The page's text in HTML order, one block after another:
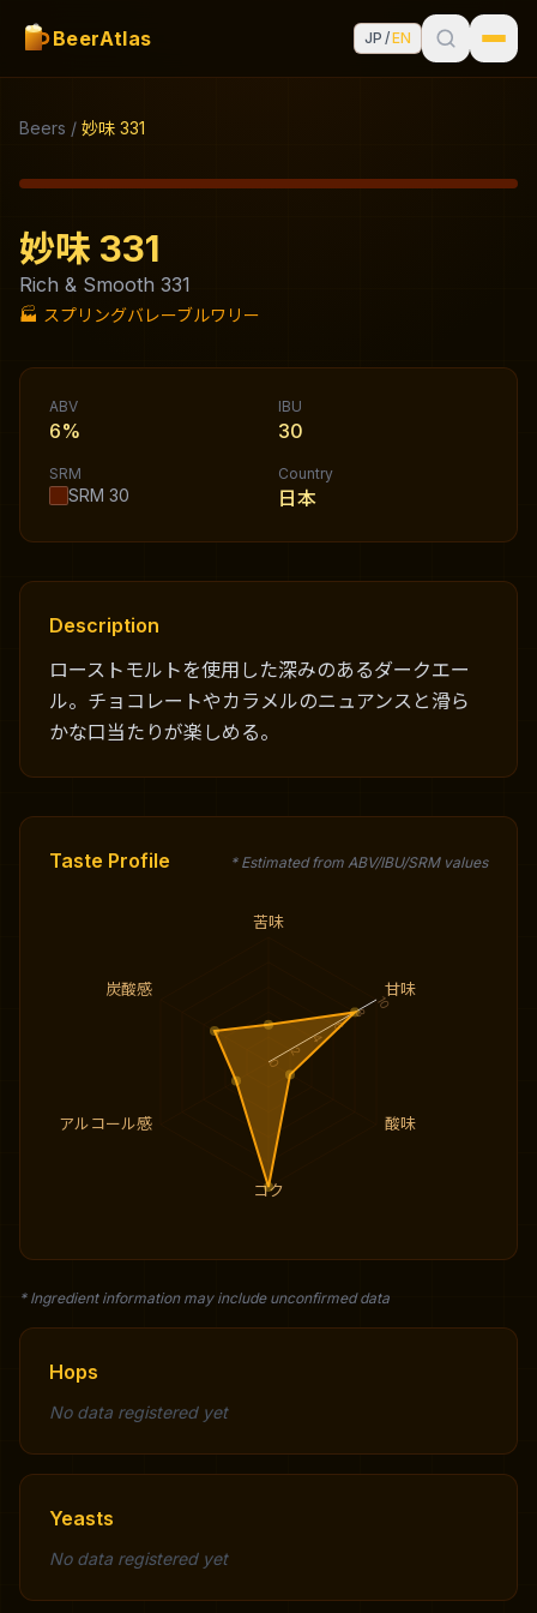
BeerAtlas JP /EN
Beers / 妙味 331
妙味 331
Rich & Smooth 331
🏭 スプリングバレーブルワリー
ABV
6%
IBU
30
SRM
SRM 30
Country
日本
Description
ローストモルトを使用した深みのあるダークエー
ル。チョコレートやカラメルのニュアンスと滑ら
かな口当たりが楽しめる。
Taste Profile * Estimated from ABV/IBU/SRM values
苦味
甘味
酸味
コク
アルコール感
炭酸感
0
2
4
6
8
10
* Ingredient information may include unconfirmed data
Hops
No data registered yet
Yeasts
No data registered yet